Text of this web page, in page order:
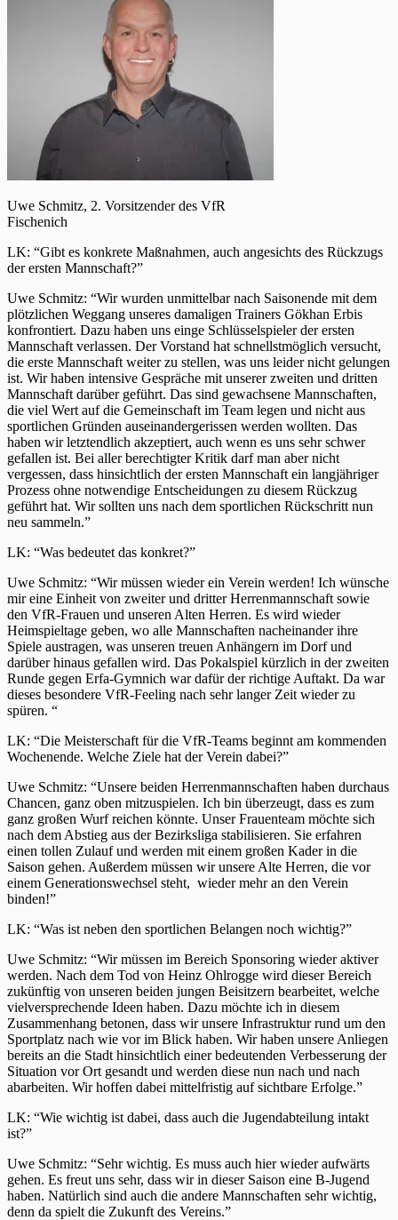
Uwe Schmitz, 2. Vorsitzender des VfR
Fischenich
LK: “Gibt es konkrete Maßnahmen, auch angesichts des Rückzugs
der ersten Mannschaft?”
Uwe Schmitz: “Wir wurden unmittelbar nach Saisonende mit dem
plötzlichen Weggang unseres damaligen Trainers Gökhan Erbis
konfrontiert. Dazu haben uns einge Schlüsselspieler der ersten
Mannschaft verlassen. Der Vorstand hat schnellstmöglich versucht,
die erste Mannschaft weiter zu stellen, was uns leider nicht gelungen
ist. Wir haben intensive Gespräche mit unserer zweiten und dritten
Mannschaft darüber geführt. Das sind gewachsene Mannschaften,
die viel Wert auf die Gemeinschaft im Team legen und nicht aus
sportlichen Gründen auseinandergerissen werden wollten. Das
haben wir letztendlich akzeptiert, auch wenn es uns sehr schwer
gefallen ist. Bei aller berechtigter Kritik darf man aber nicht
vergessen, dass hinsichtlich der ersten Mannschaft ein langjähriger
Prozess ohne notwendige Entscheidungen zu diesem Rückzug
geführt hat. Wir sollten uns nach dem sportlichen Rückschritt nun
neu sammeln.”
LK: “Was bedeutet das konkret?”
Uwe Schmitz: “Wir müssen wieder ein Verein werden! Ich wünsche
mir eine Einheit von zweiter und dritter Herrenmannschaft sowie
den VfR-Frauen und unseren Alten Herren. Es wird wieder
Heimspieltage geben, wo alle Mannschaften nacheinander ihre
Spiele austragen, was unseren treuen Anhängern im Dorf und
darüber hinaus gefallen wird. Das Pokalspiel kürzlich in der zweiten
Runde gegen Erfa-Gymnich war dafür der richtige Auftakt. Da war
dieses besondere VfR-Feeling nach sehr langer Zeit wieder zu
spüren. “
LK: “Die Meisterschaft für die VfR-Teams beginnt am kommenden
Wochenende. Welche Ziele hat der Verein dabei?”
Uwe Schmitz: “Unsere beiden Herrenmannschaften haben durchaus
Chancen, ganz oben mitzuspielen. Ich bin überzeugt, dass es zum
ganz großen Wurf reichen könnte. Unser Frauenteam möchte sich
nach dem Abstieg aus der Bezirksliga stabilisieren. Sie erfahren
einen tollen Zulauf und werden mit einem großen Kader in die
Saison gehen. Außerdem müssen wir unsere Alte Herren, die vor
einem Generationswechsel steht, wieder mehr an den Verein
binden!”
LK: “Was ist neben den sportlichen Belangen noch wichtig?”
Uwe Schmitz: “Wir müssen im Bereich Sponsoring wieder aktiver
werden. Nach dem Tod von Heinz Ohlrogge wird dieser Bereich
zukünftig von unseren beiden jungen Beisitzern bearbeitet, welche
vielversprechende Ideen haben. Dazu möchte ich in diesem
Zusammenhang betonen, dass wir unsere Infrastruktur rund um den
Sportplatz nach wie vor im Blick haben. Wir haben unsere Anliegen
bereits an die Stadt hinsichtlich einer bedeutenden Verbesserung der
Situation vor Ort gesandt und werden diese nun nach und nach
abarbeiten. Wir hoffen dabei mittelfristig auf sichtbare Erfolge.”
LK: “Wie wichtig ist dabei, dass auch die Jugendabteilung intakt
ist?”
Uwe Schmitz: “Sehr wichtig. Es muss auch hier wieder aufwärts
gehen. Es freut uns sehr, dass wir in dieser Saison eine B-Jugend
haben. Natürlich sind auch die andere Mannschaften sehr wichtig,
denn da spielt die Zukunft des Vereins.”